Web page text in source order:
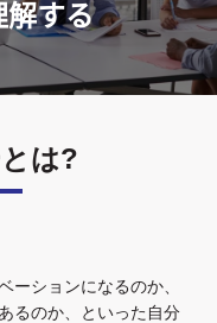
解する
は?
ーションになるのか、
るのか、といった自分